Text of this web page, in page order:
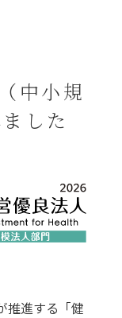
中小規
した
推進する「健